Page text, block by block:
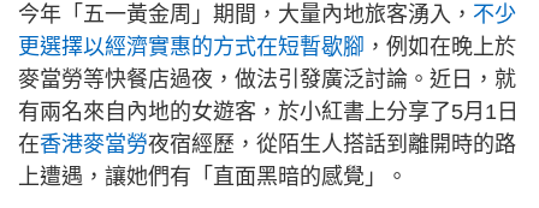
今年「五一黃金周」期間，大量內地旅客湧入， 不少
更選擇以經濟實惠的方式在短暫歇腳 ，例如在晚上於
麥當勞等快餐店過夜，做法引發廣泛討論。近日，就
有兩名來自內地的女遊客，於小紅書上分享了5月1日
在香港麥當勞夜宿經歷，從陌生人搭話到離開時的路
上遭遇，讓她們有「直面黑暗的感覺」。